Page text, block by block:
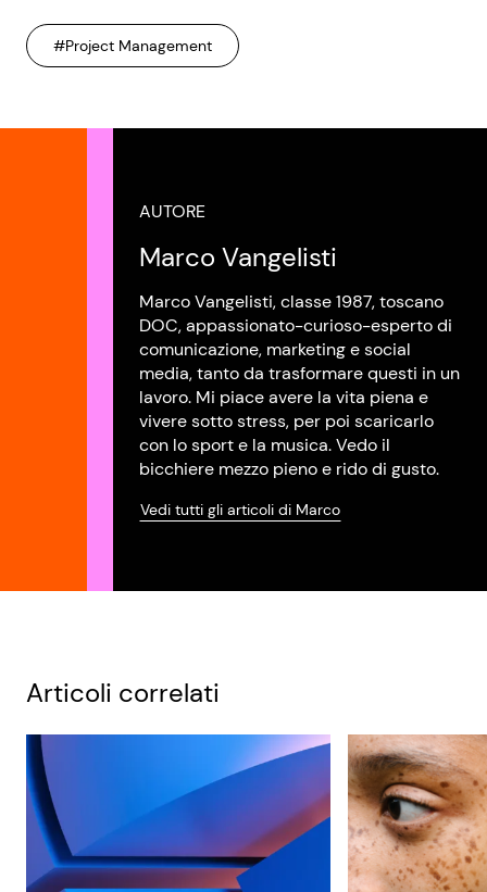
#Project Management
AUTORE
Marco Vangelisti
Marco Vangelisti, classe 1987, toscano
DOC, appassionato-curioso-esperto di
comunicazione, marketing e social
media, tanto da trasformare questi in un
lavoro. Mi piace avere la vita piena e
vivere sotto stress, per poi scaricarlo
con lo sport e la musica. Vedo il
bicchiere mezzo pieno e rido di gusto.
Vedi tutti gli articoli di Marco
Articoli correlati